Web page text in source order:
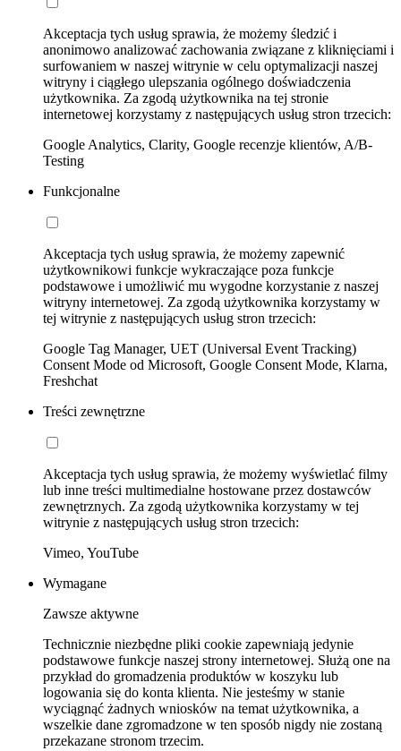
Akceptacja tych usług sprawia, że możemy śledzić i
anonimowo analizować zachowania związane z kliknięciami i
surfowaniem w naszej witrynie w celu optymalizacji naszej
witryny i ciągłego ulepszania ogólnego doświadczenia
użytkownika. Za zgodą użytkownika na tej stronie
internetowej korzystamy z następujących usług stron trzecich:
Google Analytics, Clarity, Google recenzje klientów, A/B-
Testing
Funkcjonalne
Akceptacja tych usług sprawia, że możemy zapewnić
użytkownikowi funkcje wykraczające poza funkcje
podstawowe i umożliwić mu wygodne korzystanie z naszej
witryny internetowej. Za zgodą użytkownika korzystamy w
tej witrynie z następujących usług stron trzecich:
Google Tag Manager, UET (Universal Event Tracking)
Consent Mode od Microsoft, Google Consent Mode, Klarna,
Freshchat
Treści zewnętrzne
Akceptacja tych usług sprawia, że możemy wyświetlać filmy
lub inne treści multimedialne hostowane przez dostawców
zewnętrznych. Za zgodą użytkownika korzystamy w tej
witrynie z następujących usług stron trzecich:
Vimeo, YouTube
Wymagane
Zawsze aktywne
Technicznie niezbędne pliki cookie zapewniają jedynie
podstawowe funkcje naszej strony internetowej. Służą one na
przykład do gromadzenia produktów w koszyku lub
logowania się do konta klienta. Nie jesteśmy w stanie
wyciągnąć żadnych wniosków na temat użytkownika, a
wszelkie dane zgromadzone w ten sposób nigdy nie zostaną
przekazane stronom trzecim.